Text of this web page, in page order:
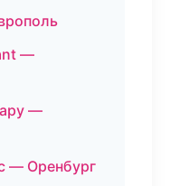
—
—
— Оренбург